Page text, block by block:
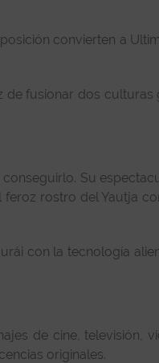
convierten a
de fusionar dos culturas
Su
rostro del Yautja
con la tecnología
de cine, televisión,
originales.